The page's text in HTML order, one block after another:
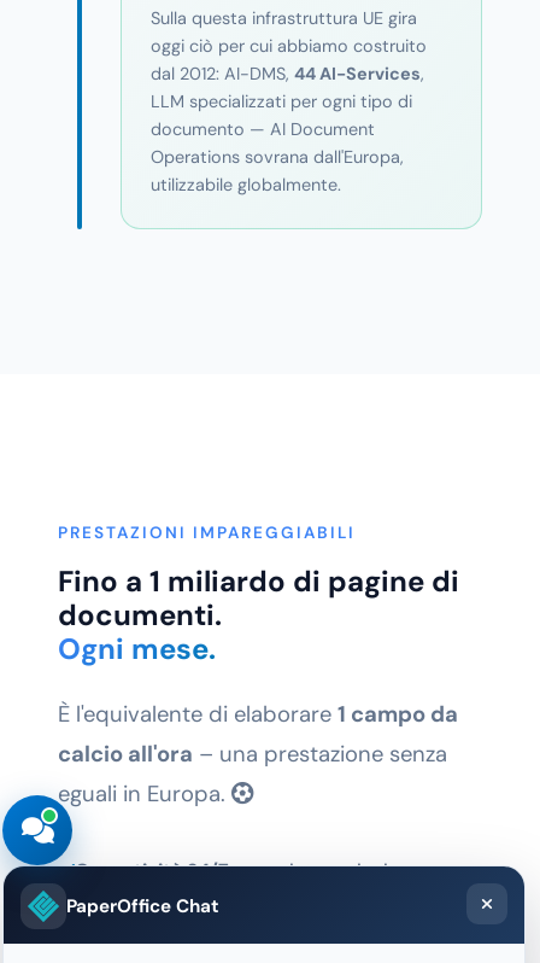
Sulla questa infrastruttura UE gira
oggi ciò per cui abbiamo costruito
dal 2012: AI-DMS, 44 AI-Services,
LLM specializzati per ogni tipo di
documento — AI Document
Operations sovrana dall'Europa,
utilizzabile globalmente.
PRESTAZIONI IMPAREGGIABILI
Fino a 1 miliardo di pagine di
documenti.
Ogni mese.
È l'equivalente di elaborare 1 campo da
calcio all'ora – una prestazione senza
eguali in Europa.
Operatività 24/7senza interruzioni
Scaling automatico
PaperOffice Chat